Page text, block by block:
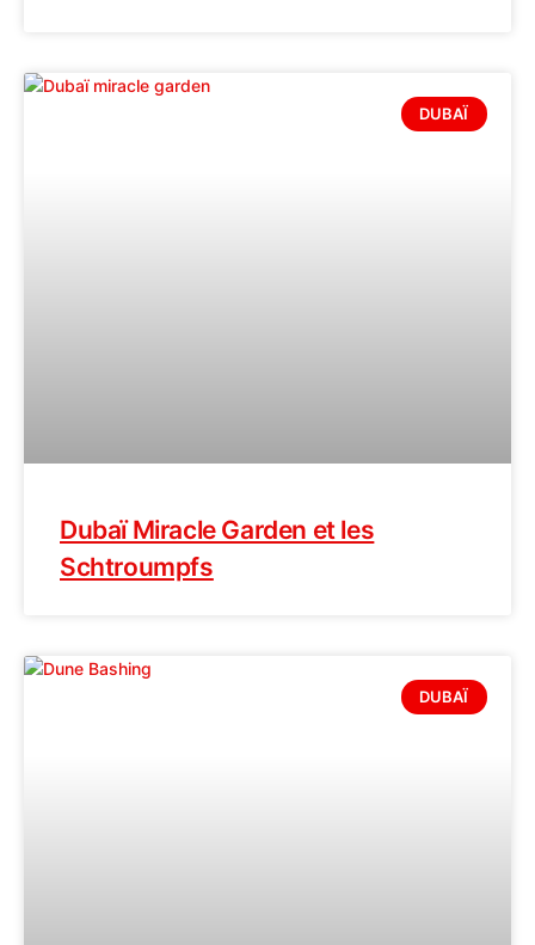
DUBAÏ
Dubaï Miracle Garden et les
Schtroumpfs
DUBAÏ